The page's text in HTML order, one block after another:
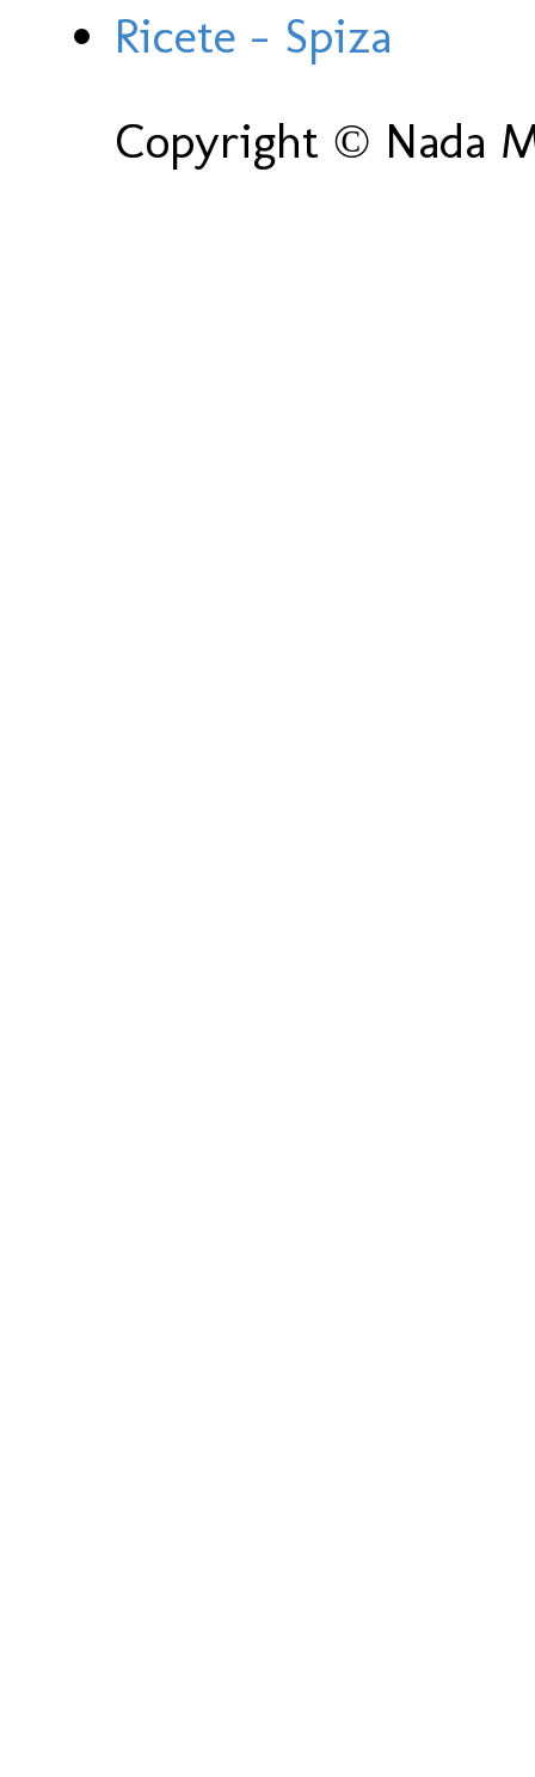
Ricete - Spiza
Copyright © Nada